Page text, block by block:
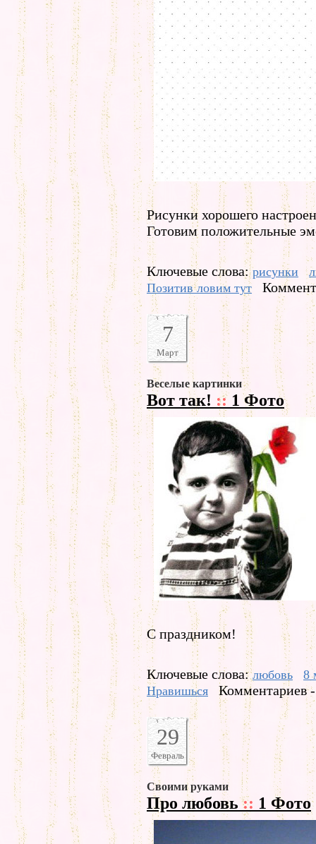
Рисунки хорошего
Готовим положительные
Ключевые слова:рисунки
Позитив ловим тут
7
Март
Веселые картинки
Вот так! ::1 Фото
С праздником!
Ключевые слова:любовь
8
Нравишься
Комментариев
29
Февраль
Своими руками
Про любовь:: 1 Фото